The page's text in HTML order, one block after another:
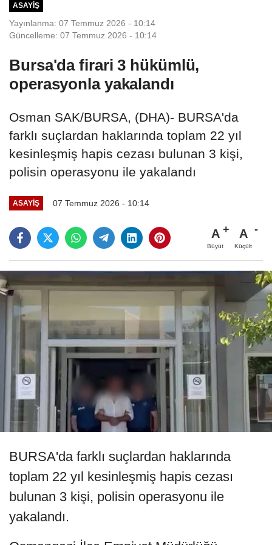
ASAYIŞ
Yayınlanma: 07 Temmuz 2026 - 10:14
Güncelleme: 07 Temmuz 2026 - 10:14
Bursa'da firari 3 hükümlü,
operasyonla yakalandı
Osman SAK/BURSA, (DHA)- BURSA'da
farklı suçlardan haklarında toplam 22 yıl
kesinleşmiş hapis cezası bulunan 3 kişi,
polisin operasyonu ile yakalandı
ASAYIŞ 07 Temmuz 2026 - 10:14
A
Büyüt
A
Küçült
BURSA'da farklı suçlardan haklarında
toplam 22 yıl kesinleşmiş hapis cezası
bulunan 3 kişi, polisin operasyonu ile
yakalandı.